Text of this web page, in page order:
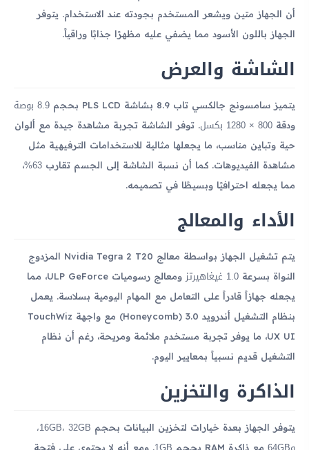
أن الجهاز متين ويشعر المستخدم بجودته عند الاستخدام. يتوفر
الجهاز باللون الأسود مما يضفي عليه مظهرًا جذابًا وراقياً.
الشاشة والعرض
يتميز سامسونج جالكسي تاب 8.9 بشاشة PLS LCD بحجم 8.9 بوصة
ودقة 800 × 1280 بكسل
. توفر الشاشة تجربة مشاهدة جيدة مع ألوان
حية وتباين مناسب، ما يجعلها مثالية للاستخدامات الترفيهية مثل
مشاهدة الفيديوهات. كما أن نسبة الشاشة إلى الجسم تقارب 63%
،
مما يجعله احترافيًا وبسيطًا في تصميمه.
الأداء والمعالج
يتم تشغيل الجهاز بواسطة معالج Nvidia Tegra 2 T20 المزدوج
النواة بسرعة 1.0 غيغاهيرتز
ومعالج رسوميات ULP GeForce، مما
يجعله جهازاً قادراً على التعامل مع المهام اليومية بسلاسة. يعمل
بنظام التشغيل أندرويد 3.0 (Honeycomb) مع واجهة TouchWiz
UX UI، ما يوفر تجربة مستخدم ملائمة ومريحة، رغم أن نظام
التشغيل قديم نسبياً بمعايير اليوم.
الذاكرة والتخزين
يتوفر الجهاز بعدة خيارات لتخزين البيانات بحجم
16GB، 32GB،
مع ذاكرة RAM بحجم
. ومع أنه لا يحتوي على فتحة